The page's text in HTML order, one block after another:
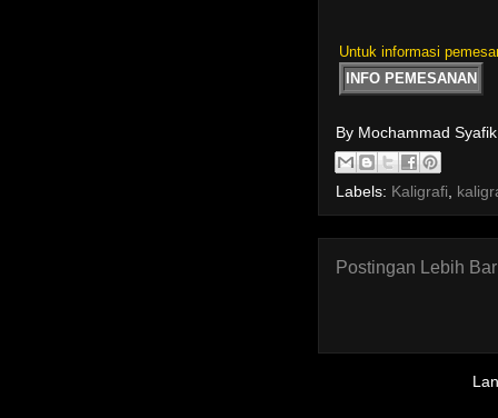
Untuk informasi
INFO PEMESANAN
By Mochammad
Labels: Kaligrafi,
Postingan Lebih